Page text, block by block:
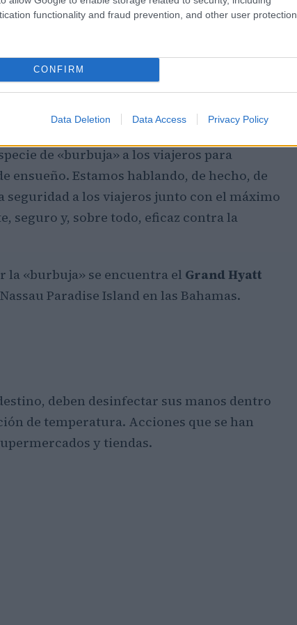
functionality and fraud prevention, and other user protection.
CONFIRM
Data Deletion Data Access Privacy Policy
de «burbuja» a los viajeros para
ensueño. Estamos hablando, de hecho, de
a los viajeros junto con el máximo
seguro y, sobre todo, eficaz contra la
«burbuja» se encuentra el Grand Hyatt
Paradise Island en las Bahamas.
deben desinfectar sus manos dentro
de temperatura. Acciones que se han
y tiendas.